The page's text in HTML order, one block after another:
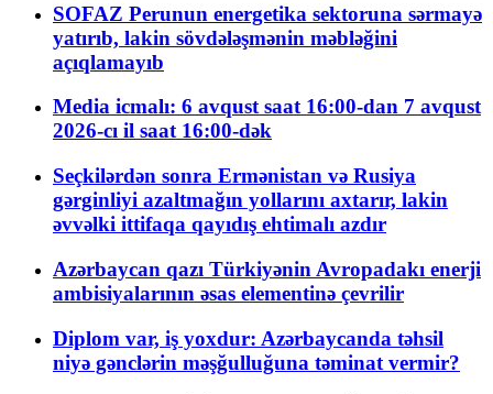
SOFAZ Perunun energetika sektoruna sərmayə
yatırıb, lakin sövdələşmənin məbləğini
açıqlamayıb
Media icmalı: 6 avqust saat 16:00-dan 7 avqust
2026-cı il saat 16:00-dək
Seçkilərdən sonra Ermənistan və Rusiya
gərginliyi azaltmağın yollarını axtarır, lakin
əvvəlki ittifaqa qayıdış ehtimalı azdır
Azərbaycan qazı Türkiyənin Avropadakı enerji
ambisiyalarının əsas elementinə çevrilir
Diplom var, iş yoxdur: Azərbaycanda təhsil
niyə gənclərin məşğulluğuna təminat vermir?